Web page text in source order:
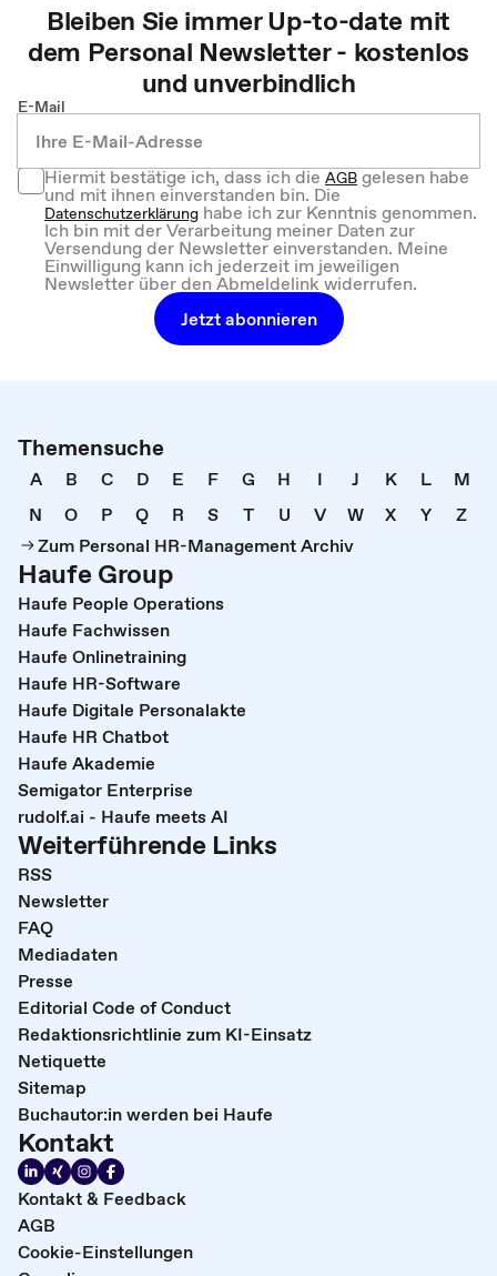
Bleiben Sie immer Up-to-date mit
dem Personal Newsletter - kostenlos
und unverbindlich
E-Mail
Hiermit bestätige ich, dass ich dieAGBgelesen habe
und mit ihnen einverstanden bin. Die
Datenschutzerklärung habe ich zur Kenntnis genommen.
Ich bin mit der Verarbeitung meiner Daten zur
Versendung der Newsletter einverstanden. Meine
Einwilligung kann ich jederzeit im jeweiligen
Newsletter über den Abmeldelink widerrufen.
Jetzt abonnieren
Themensuche
A B C D E F G H I J K L
M
N
O P Q R S T U V W X Y
Z
Zum Personal HR-Management Archiv
Haufe Group
Haufe People Operations
Haufe Fachwissen
Haufe Onlinetraining
Haufe HR-Software
Haufe Digitale Personalakte
Haufe HR Chatbot
Haufe Akademie
Semigator Enterprise
rudolf.ai - Haufe meets AI
Weiterführende Links
RSS
Newsletter
FAQ
Mediadaten
Presse
Editorial Code of Conduct
Redaktionsrichtlinie zum KI-Einsatz
Netiquette
Sitemap
Buchautor:in werden bei Haufe
Kontakt
Kontakt & Feedback
AGB
Cookie-Einstellungen